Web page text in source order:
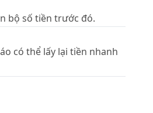
bộ số tiền trước đó.
có thể lấy lại tiền nhanh